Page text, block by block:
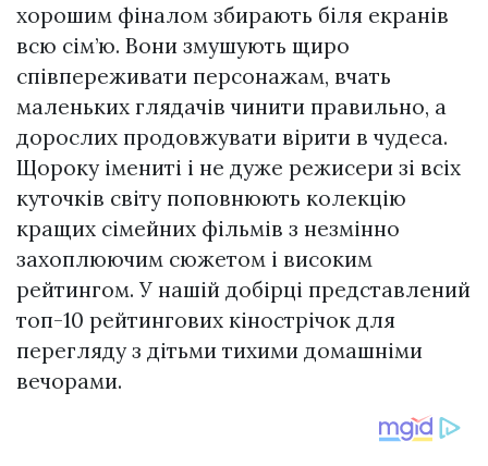
хорошим фіналом збирають біля екранів
всю сім’ю. Вони змушують щиро
співпереживати персонажам, вчать
маленьких глядачів чинити правильно, а
дорослих продовжувати вірити в чудеса.
Щороку імениті і не дуже режисери зі всіх
куточків світу поповнюють колекцію
кращих сімейних фільмів з незмінно
захоплюючим сюжетом і високим
рейтингом. У нашій добірці представлений
топ-10 рейтингових кінострічок для
перегляду з дітьми тихими домашніми
вечорами.